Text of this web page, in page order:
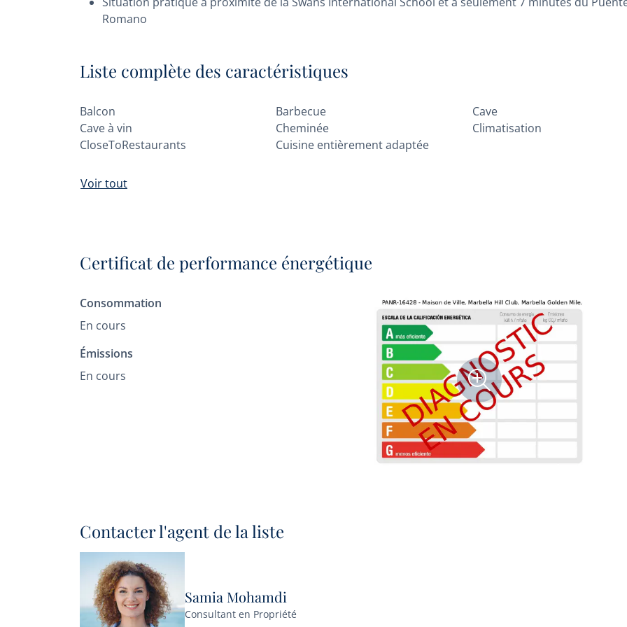
Romano
Liste complète des caractéristiques
Balcon Barbecue
Cave
Cave à vin
Cheminée
Climatisation
CloseToRestaurants
Cuisine entièrement adaptée
Voir tout
Certificat de performance énergétique
Consommation
En cours
Émissions
En cours
Contacter l'agent de la liste
Samia Mohamdi
Consultant en Propriété